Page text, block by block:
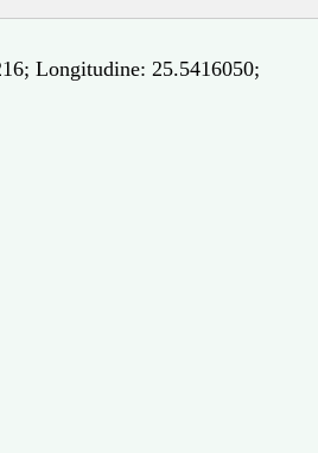
Longitudine: 25.5416050;